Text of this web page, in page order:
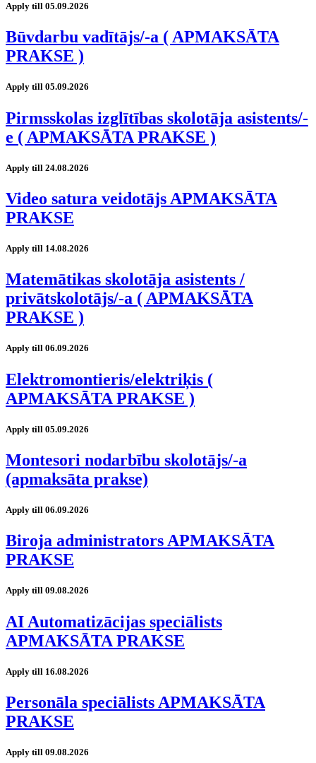
Apply till 05.09.2026
Būvdarbu vadītājs/-a ( APMAKSĀTA
PRAKSE )
Apply till 05.09.2026
Pirmsskolas izglītības skolotāja asistents/-
e ( APMAKSĀTA PRAKSE )
Apply till 24.08.2026
Video satura veidotājs APMAKSĀTA
PRAKSE
Apply till 14.08.2026
Matemātikas skolotāja asistents /
privātskolotājs/-a ( APMAKSĀTA
PRAKSE )
Apply till 06.09.2026
Elektromontieris/elektriķis (
APMAKSĀTA PRAKSE )
Apply till 05.09.2026
Montesori nodarbību skolotājs/-a
(apmaksāta prakse)
Apply till 06.09.2026
Biroja administrators APMAKSĀTA
PRAKSE
Apply till 09.08.2026
AI Automatizācijas speciālists
APMAKSĀTA PRAKSE
Apply till 16.08.2026
Personāla speciālists APMAKSĀTA
PRAKSE
Apply till 09.08.2026